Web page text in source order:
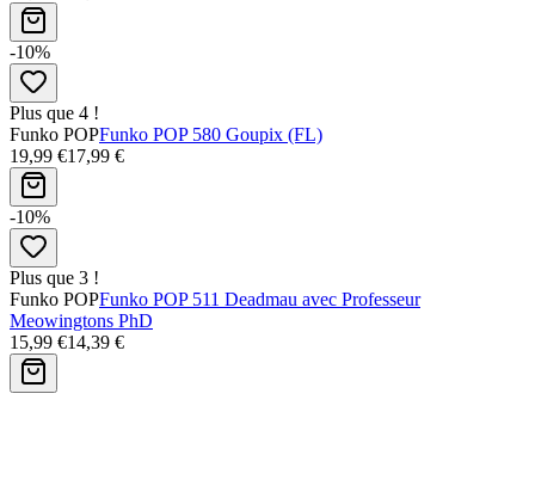
-10%
Plus que 4 !
Funko POPFunko POP 580 Goupix (FL)
19,99 €17,99 €
-10%
Plus que 3 !
Funko POPFunko POP 511 Deadmau avec Professeur
Meowingtons PhD
15,99 €14,39 €